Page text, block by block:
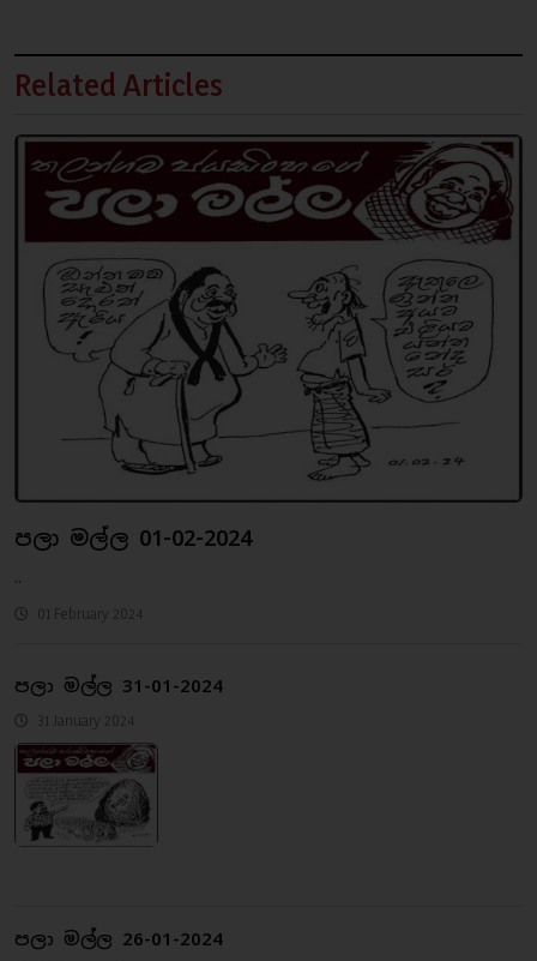
Related Articles
පලා මල්ල 01-02-2024
..
01 February 2024
පලා මල්ල 31-01-2024
31 January 2024
පලා මල්ල 26-01-2024